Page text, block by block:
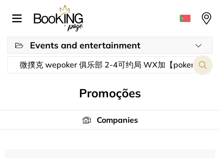
Events and entertainment
Promoções
Companies